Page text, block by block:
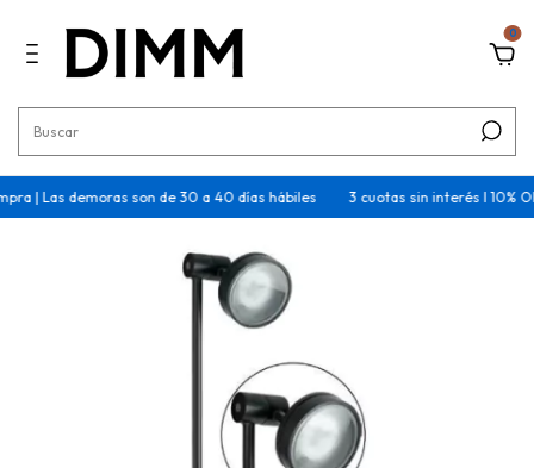
0
| Las demoras son de 30 a 40 días hábiles 3 cuotas sin interés I 10%